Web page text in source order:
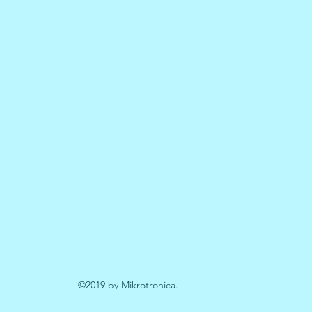
©2019 by Mikrotronica.